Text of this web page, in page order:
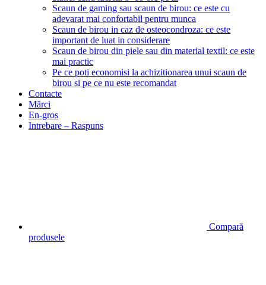
Scaun de gaming sau scaun de birou: ce este cu
adevarat mai confortabil pentru munca
Scaun de birou in caz de osteocondroza: ce este
important de luat in considerare
Scaun de birou din piele sau din material textil: ce este
mai practic
Pe ce poti economisi la achizitionarea unui scaun de
birou si pe ce nu este recomandat
Contacte
Mărci
En-gros
Intrebare – Raspuns
Compară
produsele